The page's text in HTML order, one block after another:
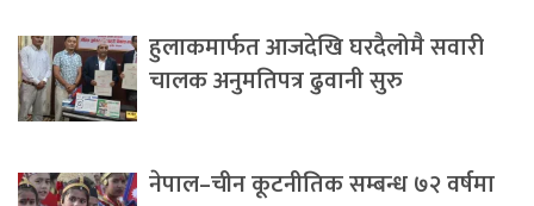
हुलाकमार्फत आजदेखि घरदैलोमै सवारी
चालक अनुमतिपत्र ढुवानी सुरु
नेपाल–चीन कूटनीतिक सम्बन्ध ७२ वर्षमा